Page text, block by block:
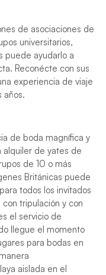
de asociaciones de
universitarios,
puede ayudarlo a
Reconécte con sus
experiencia de viaje
años.
de boda magnífica y
alquiler de yates de
de 10 o más
Británicas puede
todos los invitados
tripulación y con
el servicio de
llegue el momento
para bodas en
aislada en el